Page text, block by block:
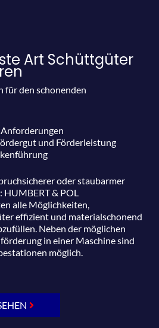
Art Schüttgüter
für den schonenden
und Förderleistung
oder staubarmer
HUMBERT & POL
alle Möglichkeiten,
effizient und materialschonend
Neben der möglichen
in einer Maschine sind
möglich.